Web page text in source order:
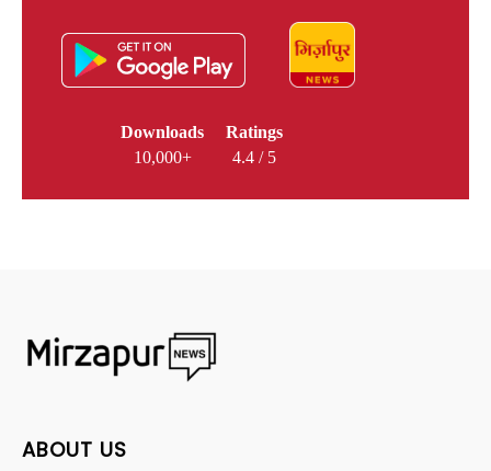
Downloads
10,000+
Ratings
4.4 / 5
ABOUT US